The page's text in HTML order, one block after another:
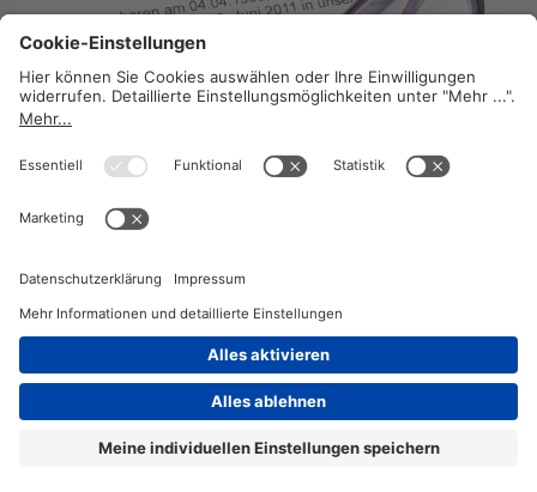
22. Juni 2023